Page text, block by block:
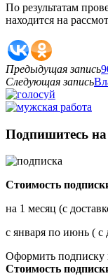
По результатам
находится на
Предыдущая запись
Следующая запись
Подпишитесь на
Стоимость
на 1 месяц (с
с января по июнь ( с
Оформить подписку
Стоимость